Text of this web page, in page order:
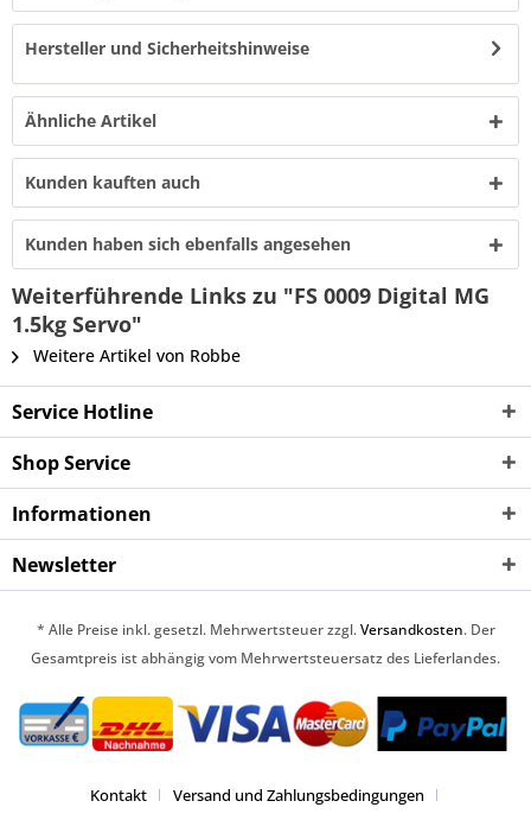
Hersteller und Sicherheitshinweise
Ähnliche Artikel
Kunden kauften auch
Kunden haben sich ebenfalls angesehen
Weiterführende Links zu "FS 0009 Digital MG
1.5kg Servo"
Weitere Artikel von Robbe
Service Hotline
Shop Service
Informationen
Newsletter
* Alle Preise inkl. gesetzl. Mehrwertsteuer zzgl.Versandkosten. Der
Gesamtpreis ist abhängig vom Mehrwertsteuersatz des Lieferlandes.
Kontakt Versand und Zahlungsbedingungen